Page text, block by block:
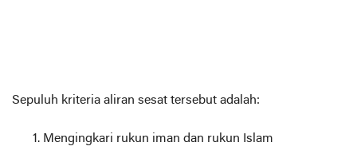
Sepuluh kriteria aliran sesat tersebut adalah:
Mengingkari rukun iman dan rukun Islam